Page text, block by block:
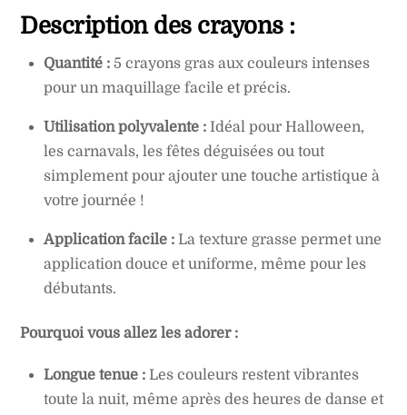
Description des crayons :
Quantité : 5 crayons gras aux couleurs intenses
pour un maquillage facile et précis.
Utilisation polyvalente : Idéal pour Halloween,
les carnavals, les fêtes déguisées ou tout
simplement pour ajouter une touche artistique à
votre journée !
Application facile : La texture grasse permet une
application douce et uniforme, même pour les
débutants.
Pourquoi vous allez les adorer :
Longue tenue : Les couleurs restent vibrantes
toute la nuit, même après des heures de danse et